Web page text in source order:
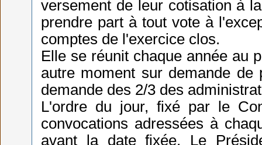
versement de leur cotisation à
prendre part à tout vote à
comptes de l'exercice clos.
Elle se réunit chaque année au
autre moment sur demande
demande des 2/3 des
L'ordre du jour, fixé par le
convocations adressées à
avant la date fixée. Le